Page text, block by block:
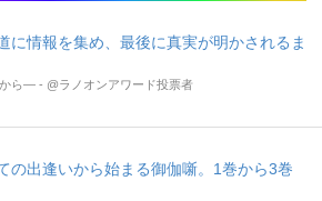
に情報を集め、最後に真実が明かされるま
ら― - @ラノオンアワード投票者
の出逢いから始まる御伽噺。1巻から3巻